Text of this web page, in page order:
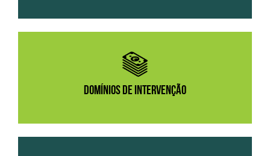
DOMÍNIOS DE INTERVENÇÃO